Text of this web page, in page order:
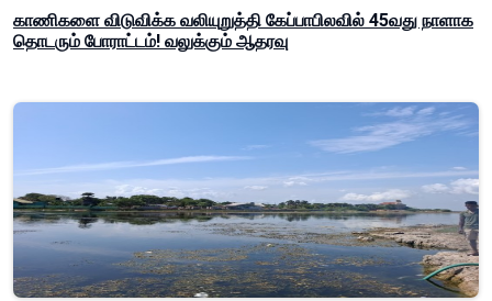
காணிகளை விடுவிக்க வலியுறுத்தி கேப்பாபிலவில் 45வது நாளாக
தொடரும் போராட்டம்! வலுக்கும் ஆதரவு